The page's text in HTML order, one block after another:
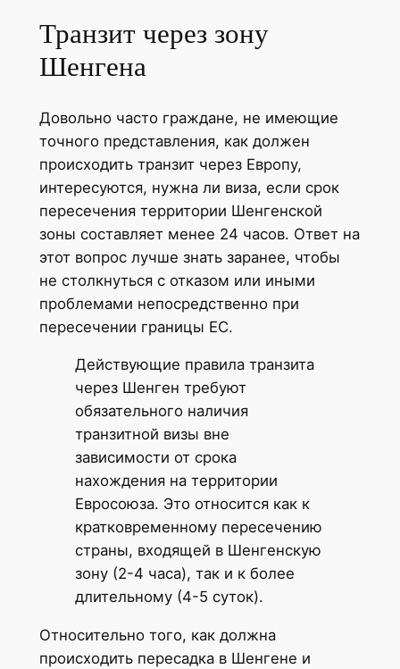
Транзит через зону
Шенгена
Довольно часто граждане, не имеющие
точного представления, как должен
происходить транзит через Европу,
интересуются, нужна ли виза, если срок
пересечения территории Шенгенской
зоны составляет менее 24 часов. Ответ на
этот вопрос лучше знать заранее, чтобы
не столкнуться с отказом или иными
проблемами непосредственно при
пересечении границы ЕС.
Действующие правила транзита
через Шенген требуют
обязательного наличия
транзитной визы вне
зависимости от срока
нахождения на территории
Евросоюза. Это относится как к
кратковременному пересечению
страны, входящей в Шенгенскую
зону (2-4 часа), так и к более
длительному (4-5 суток).
Относительно того, как должна
происходить пересадка в Шенгене и